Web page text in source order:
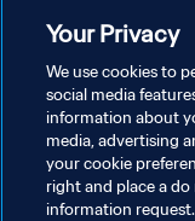
POLÍTICA DE
TÉRMINOS DE SERVICIO
Your Privacy
We use cookies to
social media
information about
media, advertising
your cookie
right and place a
information request.